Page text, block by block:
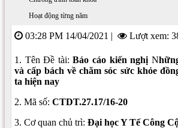
Hoạt động từng năm
đồng bào DTTS nước ta hiện nay
03:28 PM 14/04/2021 | Lượt xem:
1. Tên Đề tài:Báo cáo kiến nghị N
và cấp bách về chăm sóc sức khỏe
ta hiện nay
2. Mã số: CTDT.27.17/16-20
3. Cơ quan chủ trì: Đại học Y Tế Công